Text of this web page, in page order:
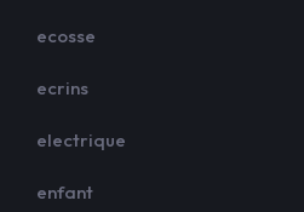
ecosse
ecrins
electrique
enfant